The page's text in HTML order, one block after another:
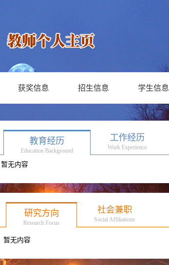
获奖信息 招生信息 学生信息
教育经历
Education Background
工作经历
Work Experience
暂无内容
研究方向
Research Focus
社会兼职
Social Affiliations
暂无内容